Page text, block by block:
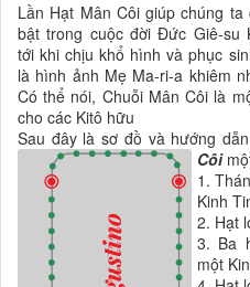
Lần Hạt Mân Côi giúp chúng
bật trong cuộc đời Đức Giê-
tới khi chịu khổ hình và phục
là hình ảnh Mẹ Ma-ri-a khiêm
Có thể nói, Chuỗi Mân Côi là
cho các Kitô hữu
Sau đây là sơ đồ và hướng
Côi
1.
Kinh
2. Hạt
3. Ba
một